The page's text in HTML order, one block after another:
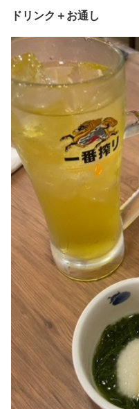
ドリンク＋お通し